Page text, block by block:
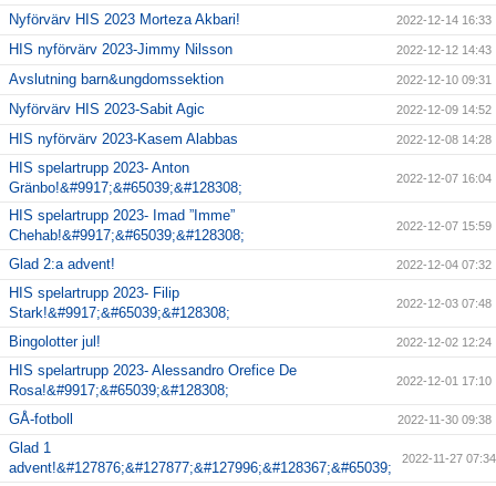
Nyförvärv HIS 2023 Morteza Akbari! 2022-12-14 16:33
HIS nyförvärv 2023-Jimmy Nilsson 2022-12-12 14:43
Avslutning barn&ungdomssektion 2022-12-10 09:31
Nyförvärv HIS 2023-Sabit Agic 2022-12-09 14:52
HIS nyförvärv 2023-Kasem Alabbas 2022-12-08 14:28
HIS spelartrupp 2023- Anton
Gränbo!&#9917;&#65039;&#128308;
2022-12-07 16:04
HIS spelartrupp 2023- Imad ”Imme”
Chehab!&#9917;&#65039;&#128308;
2022-12-07 15:59
Glad 2:a advent! 2022-12-04 07:32
HIS spelartrupp 2023- Filip
Stark!&#9917;&#65039;&#128308;
2022-12-03 07:48
Bingolotter jul! 2022-12-02 12:24
HIS spelartrupp 2023- Alessandro Orefice De
Rosa!&#9917;&#65039;&#128308;
2022-12-01 17:10
GÅ-fotboll 2022-11-30 09:38
Glad 1
advent!&#127876;&#127877;&#127996;&#128367;&#65039;
2022-11-27 07:34